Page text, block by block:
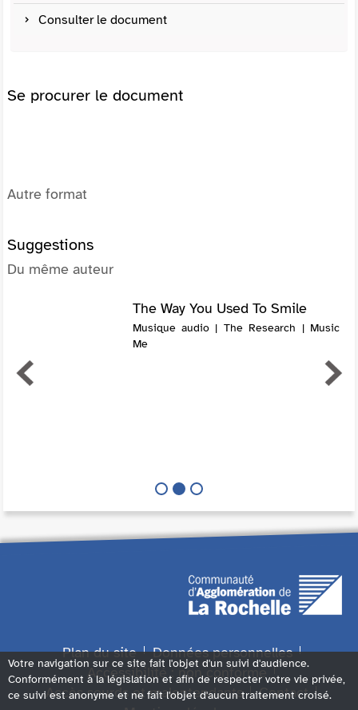
Consulter le document
Se procurer le document
Autre format
Suggestions
Du même auteur
The Way You Used To Smile
Musique audio | The Research | Music
Me
Plan du site
Données personnelles
Accessibilité : non conforme
Accès sourds et malentendants
Contact
Votre navigation sur ce site fait l'objet d'un suivi d'audience.
Conformément à la législation et afin de respecter votre vie privée,
ce suivi est anonyme et ne fait l'objet d'aucun traitement croisé.